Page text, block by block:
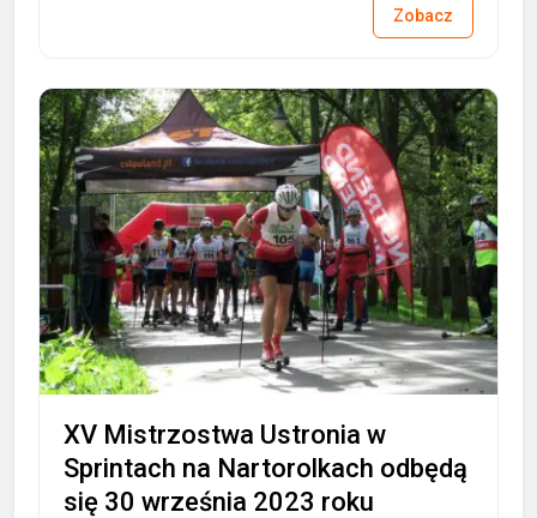
Zobacz
XV Mistrzostwa Ustronia w
Sprintach na Nartorolkach odbędą
się 30 września 2023 roku